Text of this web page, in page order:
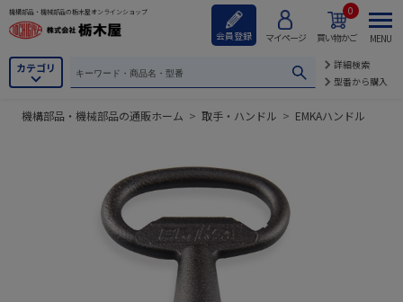
機構部品・機械部品の栃木屋オンラインショップ
会員登録 マイページ 買い物かご
0
カテゴリ
詳細検索
型番から購入
MENU
機構部品・機械部品の通販ホーム > 取手・ハンドル > EMKAハンドル